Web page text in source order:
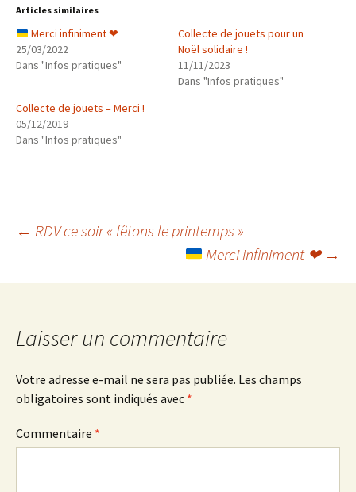
Articles similaires
Merci infiniment❤
25/03/2022
Dans "Infos pratiques"
Collecte de jouets pour un
Noël solidaire !
11/11/2023
Dans "Infos pratiques"
Collecte de jouets – Merci !
05/12/2019
Dans "Infos pratiques"
Navigation
des
articles
← RDV ce soir « fêtons le printemps »
Merci infiniment ❤ →
Laisser un commentaire
Votre adresse e-mail ne sera pas publiée. Les champs
obligatoires sont indiqués avec *
Commentaire *